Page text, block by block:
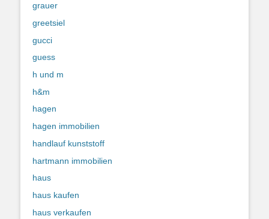
grauer
greetsiel
gucci
guess
h und m
h&m
hagen
hagen immobilien
handlauf kunststoff
hartmann immobilien
haus
haus kaufen
haus verkaufen